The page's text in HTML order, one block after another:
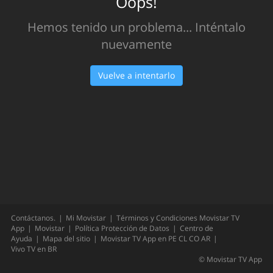
Hemos tenido un problema... Inténtalo
nuevamente
Vuelve a intentarlo
Contáctanos. Mi Movistar
Términos y Condiciones Movistar TV
App
Movistar Política Protección de Datos
Centro de
Ayuda
Mapa del sitio Movistar TV App en PE CLCOAR
Vivo TV en BR
© Movistar TV App